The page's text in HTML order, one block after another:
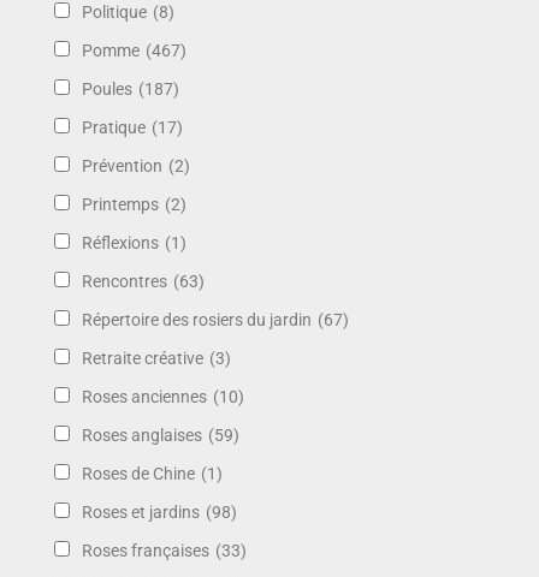
Politique (8)
Pomme (467)
Poules (187)
Pratique (17)
Prévention (2)
Printemps (2)
Réflexions (1)
Rencontres (63)
Répertoire des rosiers du jardin (67)
Retraite créative (3)
Roses anciennes (10)
Roses anglaises (59)
Roses de Chine (1)
Roses et jardins (98)
Roses françaises (33)